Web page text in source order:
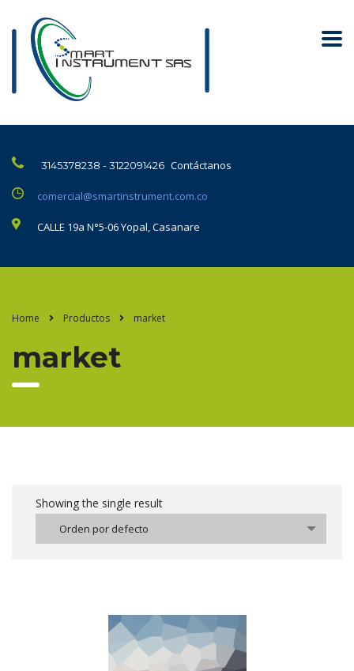
3145378238 - 3122091426 Contáctanos
comercial@smartinstrument.com.co
CALLE 19a N°5-06 Yopal, Casanare
Home Productos market
market
Showing the single result
Orden por defecto